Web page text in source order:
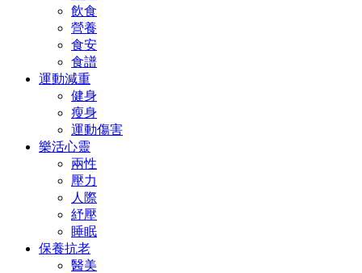
飲食
營養
食安
食譜
運動減重
健身
瘦身
運動傷害
樂活心靈
兩性
壓力
人際
紓壓
睡眠
保養抗老
醫美